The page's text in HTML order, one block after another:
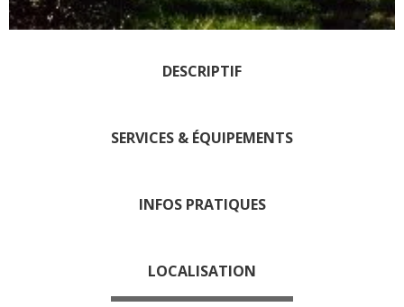
Les visites accompagnées
Le musée de la forge à
La gastronomie
DESCRIPTIF
SERVICES & ÉQUIPEMENTS
INFOS PRATIQUES
LOCALISATION